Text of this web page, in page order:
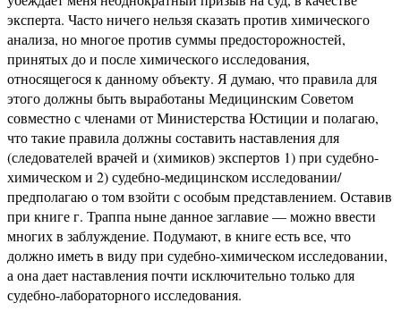
эксперта. Часто ничего нельзя сказать против химического
анализа, но многое против суммы предосторожностей,
принятых до и после химического исследования,
относящегося к данному объекту. Я думаю, что правила для
этого должны быть выработаны Медицинским Советом
совместно с членами от Министерства Юстиции и полагаю,
что такие правила должны составить наставления для
(следователей врачей и (химиков) экспертов 1) при судебно-
химическом и 2) судебно-медицинском исследовании/
предполагаю о том взойти с особым представлением. Оставив
при книге г. Траппа ныне данное заглавие — можно ввести
многих в заблуждение. Подумают, в книге есть все, что
должно иметь в виду при судебно-химическом исследовании,
а она дает наставления почти исключительно только для
судебно-лабораторного исследования.